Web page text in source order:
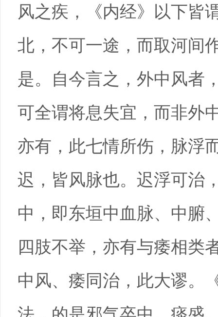
风之疾，《内经》以下皆
北，不可一途，而取河间
是。自今言之，外中风者
可全谓将息失宜，而非外
亦有，此七情所伤，脉浮
迟，皆风脉也。迟浮可治
中，即东垣中血脉、中腑
四肢不举，亦有与痿相类
中风、痿同治，此大谬。